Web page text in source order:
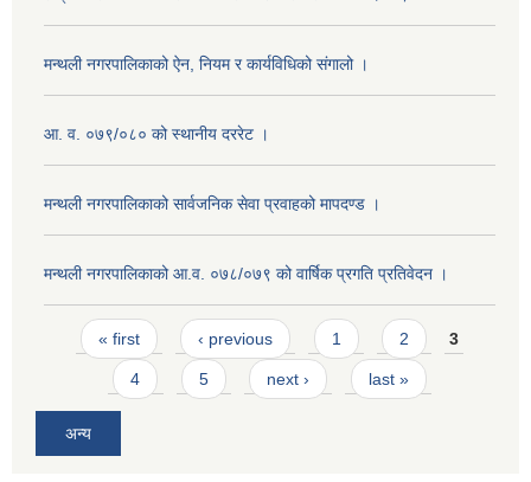
मन्थली नगरपालिकाको ऐन, नियम र कार्यविधिको संगालो ।
आ. व. ०७९/०८० को स्थानीय दररेट ।
मन्थली नगरपालिकाको सार्वजनिक सेवा प्रवाहको मापदण्ड ।
मन्थली नगरपालिकाको आ.व. ०७८/०७९ को वार्षिक प्रगति प्रतिवेदन ।
Pages
« first ‹ previous 1 2 3
4 5 next › last »
अन्य